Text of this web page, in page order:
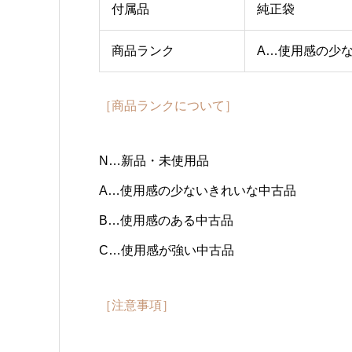
付属品 純正袋
商品ランク A…使用感の少
［商品ランクについて］
N…新品・未使用品
A…使用感の少ないきれいな中古品
B…使用感のある中古品
C…使用感が強い中古品
［注意事項］